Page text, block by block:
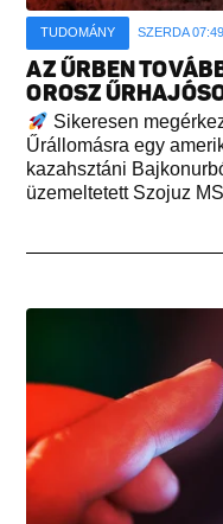
TUDOMÁNY SZERDA 07:49
AZ ŰRBEN
OROSZ
Sikeresen
Űrállomásra egy
kazahsztáni
üzemeltetett Szojuz